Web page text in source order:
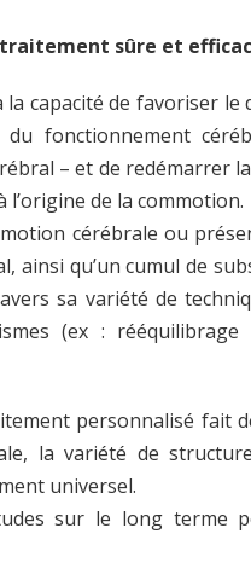
sûre et
capacité de favoriser
du fonctionnement
– et de redémarrer
de la commotion.
cérébrale ou
ainsi qu’un cumul de
sa variété de
(ex :
personnalisé fait
la variété de
universel.
sur le long terme